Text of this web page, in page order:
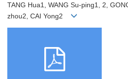
TANG Hua1, WANG Su-ping1, 2,
zhou2, CAI Yong2